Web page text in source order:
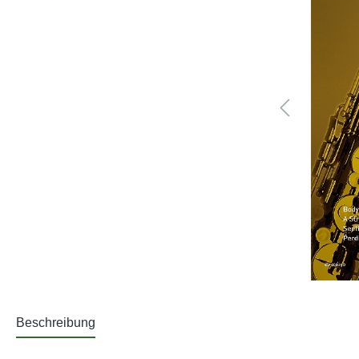
Beschreibung